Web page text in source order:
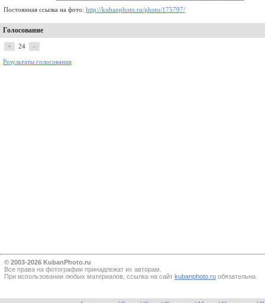
Постоянная ссылка на фото: http://kubanphoto.ru/photo/175797/
Голосование
+ 24 –
Результаты голосования
© 2003-2026 KubanPhoto.ru
Все прaва на фотографии принадлежат их авторам.
При использовании любых материалов, ссылка на сайт kubanphoto.ru обязательна.